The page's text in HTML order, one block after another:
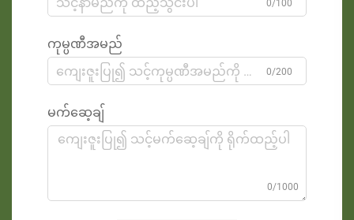
0/100
ကုမ္ပဏီအမည်
0/200
မက်ဆေ့ချ်
0/1000